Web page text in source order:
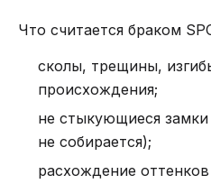
Что считается браком
сколы, трещины,
происхождения;
не стыкующиеся
не собирается);
расхождение